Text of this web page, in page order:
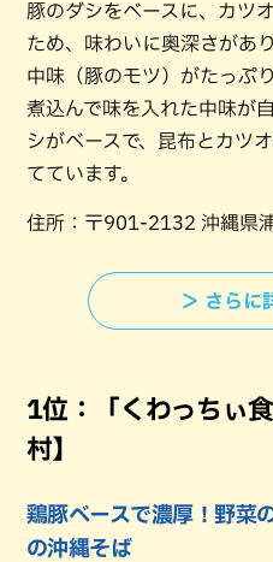
豚のダシをベースに、カツ
ため、味わいに奥深さがあり
中味（豚のモツ）がたっぷ
煮込んで味を入れた中味が
シがベースで、昆布とカツ
てています。
住所：〒901-2132 沖縄県
＞ さらに
1位：「くわっちぃ
村】
鶏豚ベースで濃厚！野菜
の沖縄そば